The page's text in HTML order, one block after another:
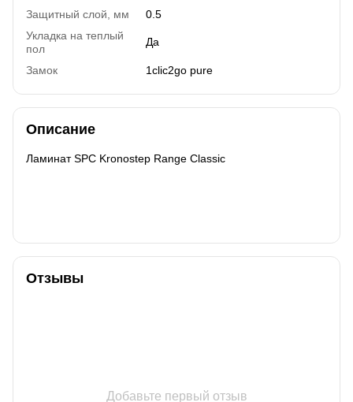
Защитный слой, мм
0.5
Укладка на теплый
пол
Да
Замок 1clic2go pure
Описание
Ламинат SPC Kronostep Range Classic
Отзывы
Добавьте первый отзыв